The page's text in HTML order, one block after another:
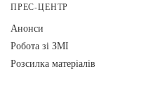
ПРЕС-ЦЕНТР
Анонси
Робота зі ЗМІ
Розсилка матеріалів